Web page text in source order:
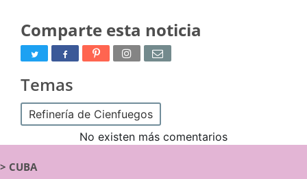
Comparte esta noticia
Temas
Refinería de Cienfuegos
No existen más comentarios
> CUBA